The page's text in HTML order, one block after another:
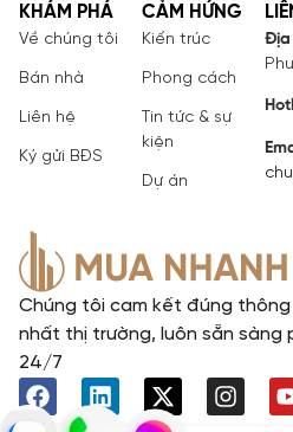
Chúng tôi cam kết đúng
nhất thị trường, luôn sẵn sàng
24/7
KHÁM PHÁ
Về chúng tôi
Bán nhà
Liên hệ
Ký gửi BĐS
CẢM HỨNG
Kiến trúc
Phong cách
Tin tức & sự
kiện
Dự án
Địa